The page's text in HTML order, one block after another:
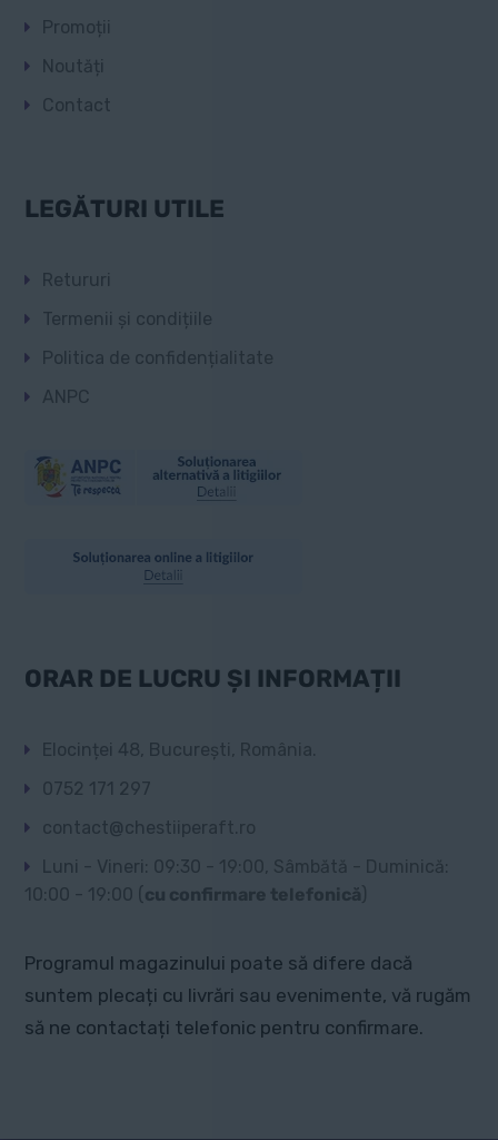
Promoții
Noutăți
Contact
LEGĂTURI UTILE
Retururi
Termenii și condițiile
Politica de confidențialitate
ANPC
ORAR DE LUCRU ȘI INFORMAȚII
Elocinței 48, București, România.
0752 171 297
contact@chestiiperaft.ro
Luni - Vineri: 09:30 - 19:00, Sâmbătă - Duminică:
10:00 - 19:00 ( cu confirmare telefonică)
Programul magazinului poate să difere dacă
suntem plecați cu livrări sau evenimente, vă rugăm
să ne contactați telefonic pentru confirmare.